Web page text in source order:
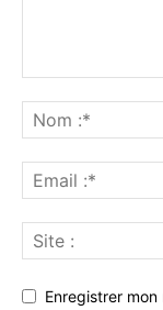
Enregistrer